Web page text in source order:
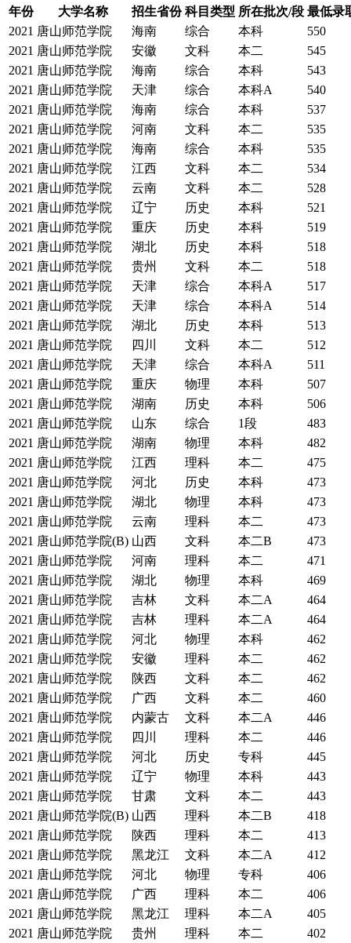
年份 大学名称 招生省份 科目类型 所在批次/段 最低录
2021 唐山师范学院 海南 综合 本科
550
2021 唐山师范学院 安徽 文科 本二
545
2021 唐山师范学院 海南 综合 本科
543
2021 唐山师范学院 天津 综合 本科A
540
2021 唐山师范学院 海南 综合 本科
537
2021 唐山师范学院 河南 文科 本二
535
2021 唐山师范学院 海南 综合 本科
535
2021 唐山师范学院 江西 文科 本二
534
2021 唐山师范学院 云南 文科 本二
528
2021 唐山师范学院 辽宁 历史 本科
521
2021 唐山师范学院 重庆 历史 本科
519
2021 唐山师范学院 湖北 历史 本科
518
2021 唐山师范学院 贵州 文科 本二
518
2021 唐山师范学院 天津 综合 本科A
517
2021 唐山师范学院 天津 综合 本科A
514
2021 唐山师范学院 湖北 历史 本科
513
2021 唐山师范学院 四川 文科 本二
512
2021 唐山师范学院 天津 综合 本科A
511
2021 唐山师范学院 重庆 物理 本科
507
2021 唐山师范学院 湖南 历史 本科
506
2021 唐山师范学院 山东 综合 1段
483
2021 唐山师范学院 湖南 物理 本科
482
2021 唐山师范学院 江西 理科 本二
475
2021 唐山师范学院 河北 历史 本科
473
2021 唐山师范学院 湖北 物理 本科
473
2021 唐山师范学院 云南 理科 本二
473
2021 唐山师范学院(B) 山西 文科 本二B
473
2021 唐山师范学院 河南 理科 本二
471
2021 唐山师范学院 湖北 物理 本科
469
2021 唐山师范学院 吉林 文科 本二A
464
2021 唐山师范学院 吉林 理科 本二A
464
2021 唐山师范学院 河北 物理 本科
462
2021 唐山师范学院 安徽 理科 本二
462
2021 唐山师范学院 陕西 文科 本二
462
2021 唐山师范学院 广西 文科 本二
460
2021 唐山师范学院 内蒙古 文科 本二A
446
2021 唐山师范学院 四川 理科 本二
446
2021 唐山师范学院 河北 历史 专科
445
2021 唐山师范学院 辽宁 物理 本科
443
2021 唐山师范学院 甘肃 文科 本二
443
2021 唐山师范学院(B) 山西 理科 本二B
418
2021 唐山师范学院 陕西 理科 本二
413
2021 唐山师范学院 黑龙江 文科 本二A
412
2021 唐山师范学院 河北 物理 专科
406
2021 唐山师范学院 广西 理科 本二
406
2021 唐山师范学院 黑龙江 理科 本二A
405
2021 唐山师范学院 贵州 理科 本二 402